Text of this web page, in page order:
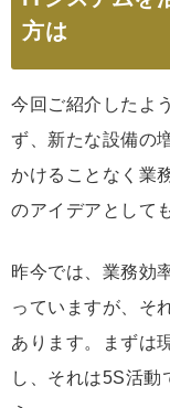
方は
今回ご紹介したよ
ず、新たな設備の
かけることなく業
のアイデアとして
昨今では、業務効
っていますが、そ
あります。まずは
し、それは5S活動